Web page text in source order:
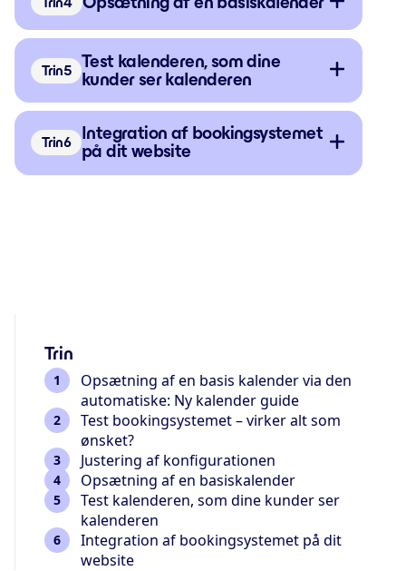
Trin
Test kalenderen, som dine
kunder ser kalenderen
Trin
Integration af bookingsystemet
på dit website
Trin
Opsætning af en basis kalender via den
automatiske: Ny kalender guide
Test bookingsystemet – virker alt som
ønsket?
Justering af konfigurationen
Opsætning af en basiskalender
Test kalenderen, som dine kunder ser
kalenderen
Integration af bookingsystemet på dit
website